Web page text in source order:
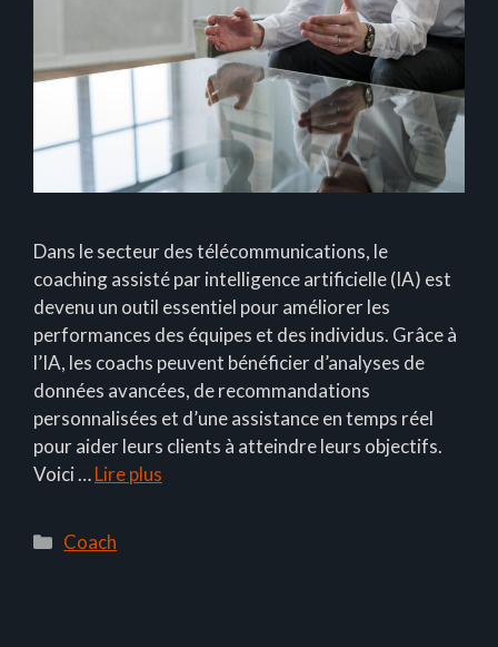
Dans le secteur des télécommunications, le
coaching assisté par intelligence artificielle (IA) est
devenu un outil essentiel pour améliorer les
performances des équipes et des individus. Grâce à
l’IA, les coachs peuvent bénéficier d’analyses de
données avancées, de recommandations
personnalisées et d’une assistance en temps réel
pour aider leurs clients à atteindre leurs objectifs.
Voici …Lire plus
Catégories
Coach